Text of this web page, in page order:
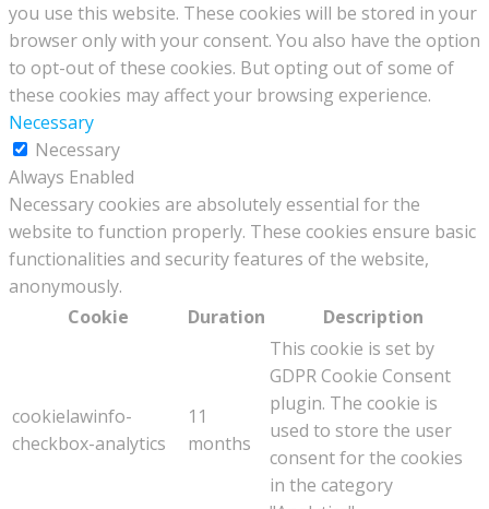
you use this website. These cookies will be stored in your
browser only with your consent. You also have the option
to opt-out of these cookies. But opting out of some of
these cookies may affect your browsing experience.
Necessary
Necessary
Always Enabled
Necessary cookies are absolutely essential for the
website to function properly. These cookies ensure basic
functionalities and security features of the website,
anonymously.
Cookie
Duration Description
cookielawinfo-
checkbox-analytics
11
months
This cookie is set by
GDPR Cookie Consent
plugin. The cookie is
used to store the user
consent for the cookies
in the category